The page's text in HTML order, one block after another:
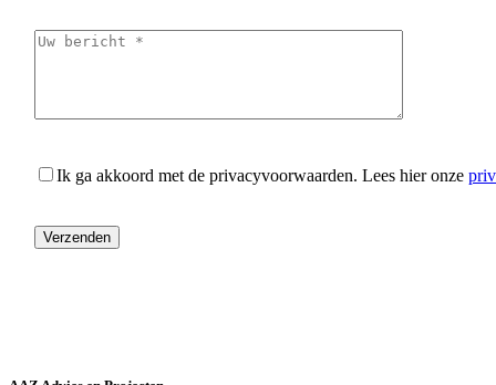
Ik ga akkoord met de privacyvoorwaarden. Lees hier onze